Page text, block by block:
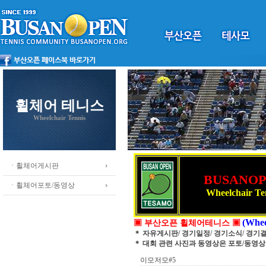
휠체어 테니스
Wheelchair Tennis
ㆍ휠체어게시판
ㆍ휠체어포토/동영상
Wheelchair
▣ 부산오픈 휠체어테니스 ▣
＊ 자유게시판/ 경기일정/ 경기소식/ 경기
＊ 대회 관련 사진과 동영상은 포토/동영
이모저모#5